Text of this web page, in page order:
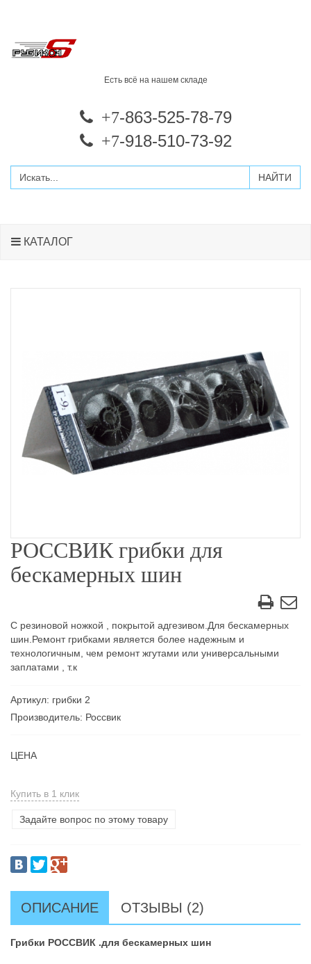
Есть всё на нашем складе
+7-863-525-78-79
+7-918-510-73-92
КАТАЛОГ
РОССВИК грибки для
бескамерных шин
С резиновой ножкой , покрытой адгезивом.Для бескамерных
шин.Ремонт грибками является более надежным и
технологичным, чем ремонт жгутами или универсальными
заплатами , т.к
Артикул: грибки 2
Производитель: Россвик
ЦЕНА
Купить в 1 клик
Задайте вопрос по этому товару
ОПИСАНИЕ ОТЗЫВЫ (2)
Грибки РОССВИК .для бескамерных шин